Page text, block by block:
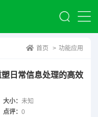
首页 > 功能应用
日常信息处理的高效
大小：未知
点评：0